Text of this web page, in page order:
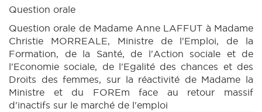
Question orale
Question orale de Madame Anne LAFFUT à Madame
Christie MORREALE, Ministre de l'Emploi, de la
Formation, de la Santé, de l'Action sociale et de
l'Economie sociale, de l'Egalité des chances et des
Droits des femmes, sur la réactivité de Madame la
Ministre et du FOREm face au retour massif
d'inactifs sur le marché de l'emploi